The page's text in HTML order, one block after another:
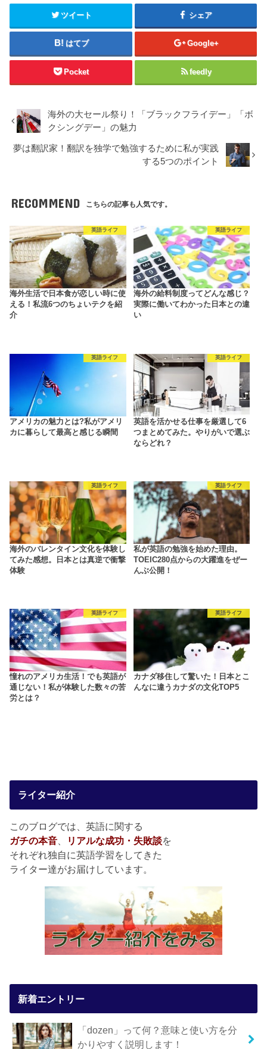
ツイート シェア
はてブ Google+
Pocket feedly
海外の大セール祭り！「ブラックフライデー」「ボ
クシングデー」の魅力
夢は翻訳家！翻訳を独学で勉強するために私が実践
する5つのポイント
RECOMMEND こちらの記事も人気です。
英語ライフ
海外生活で日本食が恋しい時に使
える！私流6つのちょいテクを紹
介
英語ライフ
海外の給料制度ってどんな感じ？
実際に働いてわかった日本との違
い
英語ライフ
アメリカの魅力とは?私がアメリ
カに暮らして最高と感じる瞬間
英語ライフ
英語を活かせる仕事を厳選して6
つまとめてみた。やりがいで選ぶ
ならどれ？
英語ライフ
海外のバレンタイン文化を体験し
てみた感想。日本とは真逆で衝撃
体験
英語ライフ
私が英語の勉強を始めた理由。
TOEIC280点からの大躍進をぜー
んぶ公開！
英語ライフ
憧れのアメリカ生活！でも英語が
通じない！私が体験した数々の苦
労とは？
英語ライフ
カナダ移住して驚いた！日本とこ
んなに違うカナダの文化TOP5
ライター紹介
このブログでは、英語に関する
ガチの本音
リアルな成功・失敗談を
それぞれ独自に英語学習をしてきた
ライター達がお届けしています。
新着エントリー
「dozen」って何？意味と使い方を分
かりやすく説明します！